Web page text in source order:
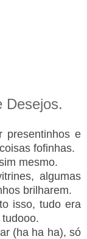
Desejos.
presentinhos e
fofinhas.
mesmo.
algumas
brilharem.
isso, tudo era
(ha ha ha), só